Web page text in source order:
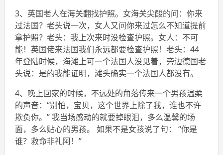
3、英国老人在海关翻找护照。女海关尖酸的问：你来
过法国？老头说一次，女人又问你来过怎么不知道提前
拿护照？老头：我上次来时没检查护照。女人：不可
能！英国佬来法国我们永远都要检查护照！老头：44
年登陆时候，海滩上可一个法国人没见着，旁边德国老
头说：是的我能证明，滩头确实一个法国人都没有。
4、晚上回家的时候，不远处的角落传来一个男孩温柔
的声音：“别怕，宝贝，这个世界上除了我，谁也不许
欺负你。” 我当场感动的就要掉眼泪，多么温馨的场
面，多么贴心的男孩。 如果不是女孩说了句： “你是
谁？救命非礼阿！”